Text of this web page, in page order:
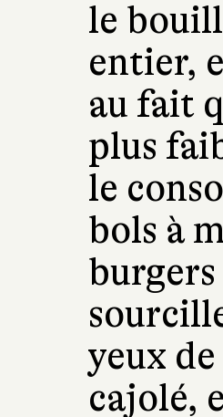
le
entier,
au fait
plus
le
bols à
burgers
yeux
cajolé,